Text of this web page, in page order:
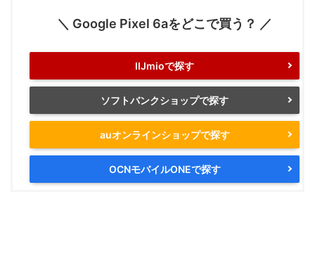
＼ Google Pixel 6aをどこで買う？ ／
IIJmioで探す
ソフトバンクショップで探す
auオンラインショップで探す
OCNモバイルONEで探す